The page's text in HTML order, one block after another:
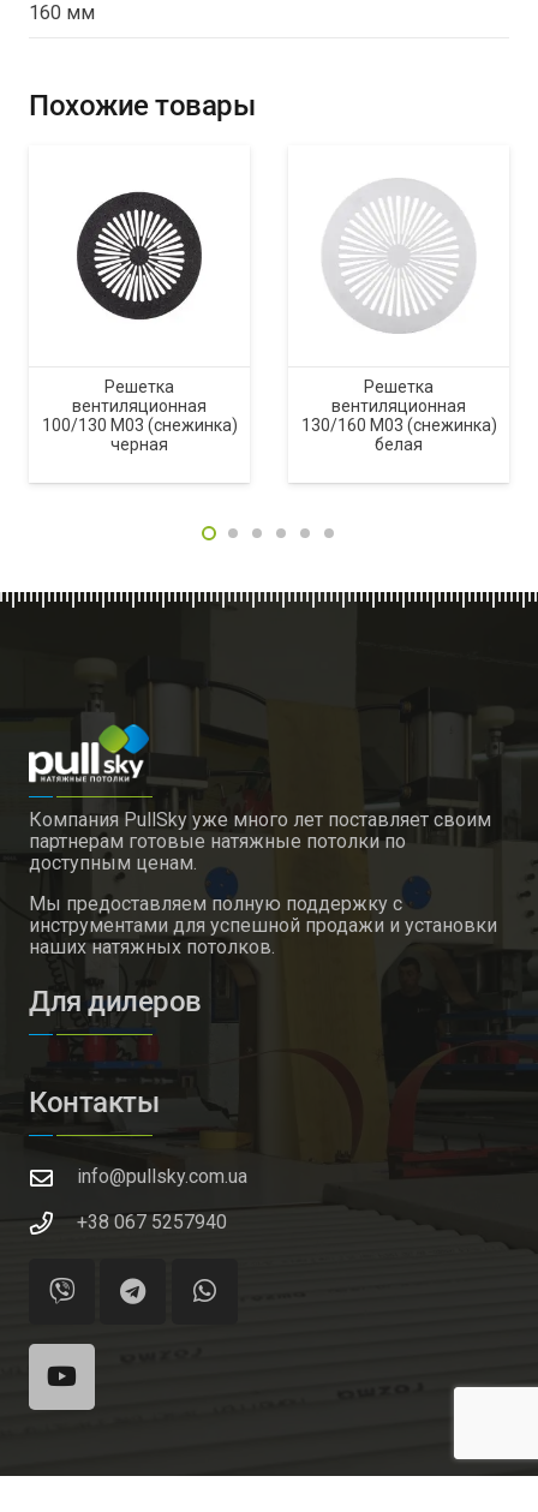
160 мм
Похожие товары
Решетка
вентиляционная
100/130 M03 (снежинка)
черная
Решетка
вентиляционная
130/160 M03 (снежинка)
белая
Компания PullSky уже много лет поставляет своим
партнерам готовые натяжные потолки по
доступным ценам.
Мы предоставляем полную поддержку с
инструментами для успешной продажи и установки
наших натяжных потолков.
Для дилеров
Контакты
info@pullsky.com.ua
+38 067 5257940